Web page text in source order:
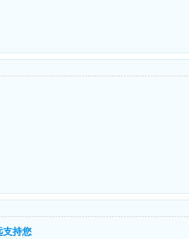
支持您